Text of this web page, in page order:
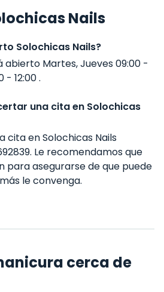
Nails
Solochicas Nails?
abierto Martes, Jueves 09:00 -
- 12:00 .
una cita en Solochicas
cita en Solochicas Nails
Le recomendamos que
para asegurarse de que puede
le convenga.
cerca de